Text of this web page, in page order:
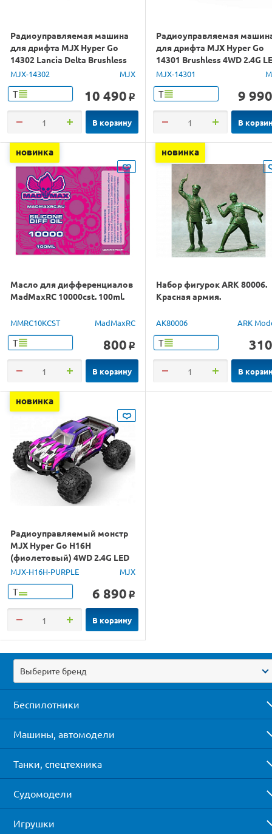
Радиоуправляемая машина
для дрифта MJX Hyper Go
14302 Lancia Delta Brushless
4WD 2.4G LED 1/14 RTR
MJX-14302 MJX
Т 10 490 o
В корзину
Радиоуправляемая
для дрифта MJX Hyper Go
14301 Brushless 4WD 2.4G
1/14 RTR
MJX-14301
Т 9 990
В
новинка
Масло для дифференциалов
MadMaxRC 10000cst. 100ml.
MMRC10KCST MadMaxRC
Т 800 o
В корзину
новинка
Набор фигурок ARK 80006.
Красная армия.
AK80006 ARK
Т 310
В
новинка
Радиоуправляемый монстр
MJX Hyper Go H16H
(фиолетовый) 4WD 2.4G LED
GPS 1/16 RTR
MJX-H16H-PURPLE MJX
Т 6 890 o
В корзину
Выберите бренд
Беспилотники
Машины, автомодели
Танки, спецтехника
Судомодели
Игрушки